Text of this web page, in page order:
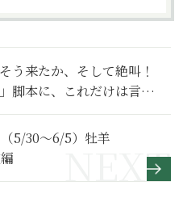
う来たか、そして絶叫！
脚本に、これだけは言い
喫リポート】21
5/30～6/5）牡羊